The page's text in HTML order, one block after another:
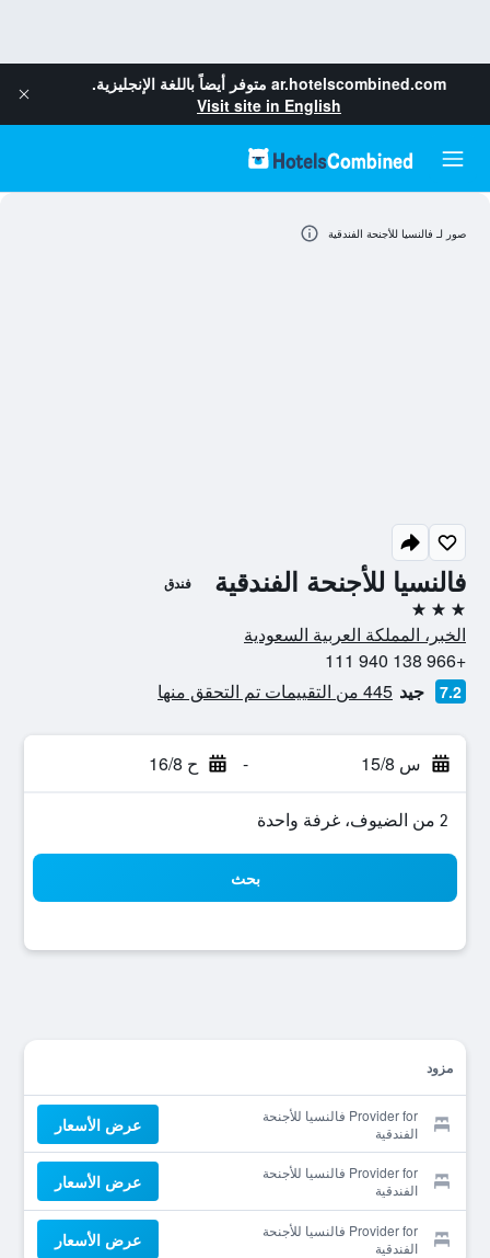
ar.hotelscombined.com متوفر أيضاً باللغة الإنجليزية.
Visit site in English
فالنسيا للأجنحة الفندقية فندق
3 نجوم
الخبر، المملكة العربية السعودية
+966 138 940 111
7.2 جيد 445 من التقييمات تم التحقق منها
س 15/8 - ح 16/8
2 من الضيوف، غرفة واحدة
بحث
مزود
Provider for فالنسيا للأجنحة
الفندقية
عرض الأسعار
Provider for فالنسيا للأجنحة
الفندقية
عرض الأسعار
Provider for فالنسيا للأجنحة
الفندقية
عرض الأسعار
صور لـ فالنسيا للأجنحة الفندقية